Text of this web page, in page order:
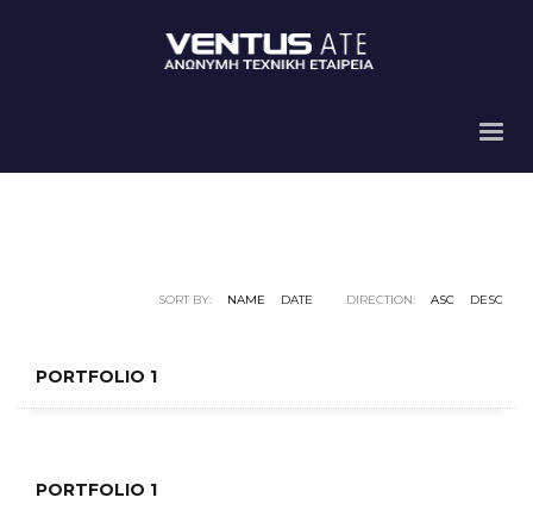
SORT BY: NAME DATE DIRECTION: ASC DESC
PORTFOLIO 1
PORTFOLIO 1